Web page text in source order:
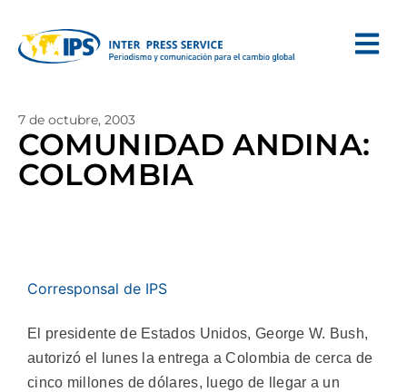
7 de octubre, 2003
COMUNIDAD ANDINA:
COLOMBIA
Corresponsal de IPS
El presidente de Estados Unidos, George W. Bush,
autorizó el lunes la entrega a Colombia de cerca de
cinco millones de dólares, luego de llegar a un